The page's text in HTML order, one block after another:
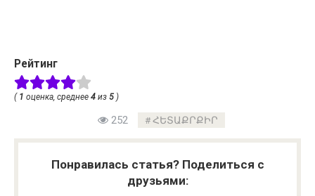
Рейтинг
( 1 оценка, среднее 4 из 5 )
252 ՀԵՏԱՔՐՔԻՐ
Понравилась статья? Поделиться с
друзьями: